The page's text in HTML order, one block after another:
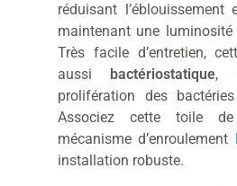
réduisant
maintenant une luminosité
Très facile d’entretien,
aussi bactériostatique,
prolifération des
Associez cette toile
mécanisme d’enroulement
installation robuste.